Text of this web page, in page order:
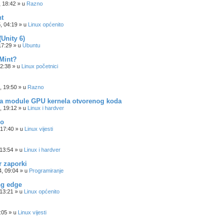
18:42 » u Razno
04:19 » u Linux općenito
6)
» u Ubuntu
» u Linux početnici
19:50 » u Razno
module GPU kernela otvorenog koda
19:12 » u Linux i hardver
» u Linux vijesti
» u Linux i hardver
zaporki
09:04 » u Programiranje
edge
» u Linux općenito
» u Linux vijesti